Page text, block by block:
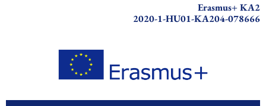
Erasmus+ KA2
2020-1-HU01-KA204-078666